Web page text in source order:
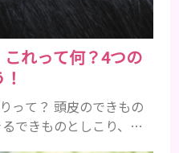
れって何？4つの
って？ 頭皮のできもの
できものとしこり、と